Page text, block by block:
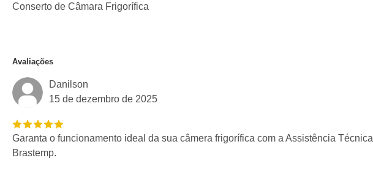
Conserto de Câmara Frigorífica
Avaliações
Danilson
15 de dezembro de 2025
Garanta o funcionamento ideal da sua câmera frigorífica com a Assistência Técnica
Brastemp.